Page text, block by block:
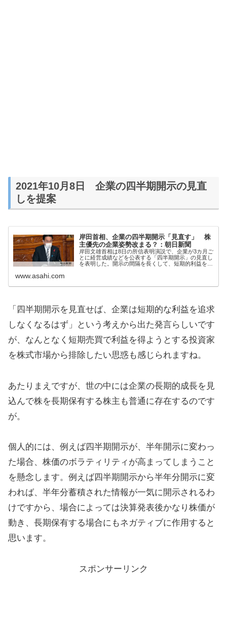
2021年10月8日 企業の四半期開示の見直
しを提案
岸田首相、企業の四半期開示「見直す」 株
主優先の企業姿勢改まる？：朝日新聞
岸田文雄首相は8日の所信表明演説で、企業が3カ月ご
とに経営成績などを公表する「四半期開示」の見直し
を表明した。開示の間隔を長くして、短期的利益を追
www.asahi.com
「四半期開示を見直せば、企業は短期的な利益を追求
しなくなるはず」という考えから出た発言らしいです
が、なんとなく短期売買で利益を得ようとする投資家
を株式市場から排除したい思惑も感じられますね。
あたりまえですが、世の中には企業の長期的成長を見
込んで株を長期保有する株主も普通に存在するのです
が。
個人的には、例えば四半期開示が、半年開示に変わっ
た場合、株価のボラティリティが高まってしまうこと
を懸念します。例えば四半期開示から半年分開示に変
われば、半年分蓄積された情報が一気に開示されるわ
けですから、場合によっては決算発表後かなり株価が
動き、長期保有する場合にもネガティブに作用すると
思います。
スポンサーリンク